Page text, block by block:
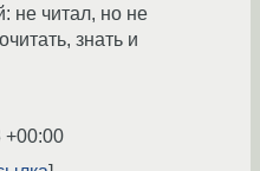
не читал, но не
знать и
+00:00